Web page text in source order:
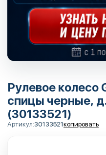
Рулевое колесо
спицы черные,
(30133521)
Артикул:30133521копировать